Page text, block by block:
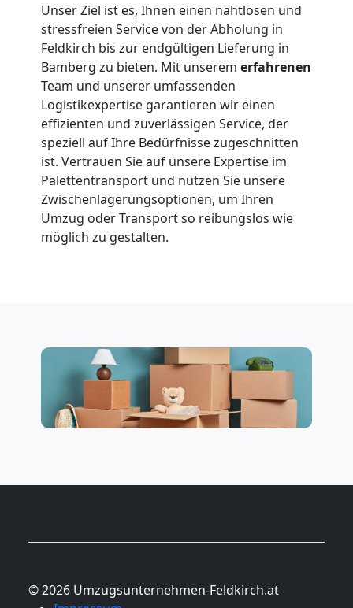
Unser Ziel ist es, Ihnen einen nahtlosen und
stressfreien Service von der Abholung in
Feldkirch bis zur endgültigen Lieferung in
Bamberg zu bieten. Mit unserem erfahrenen
Team und unserer umfassenden
Logistikexpertise garantieren wir einen
effizienten und zuverlässigen Service, der
speziell auf Ihre Bedürfnisse zugeschnitten
ist. Vertrauen Sie auf unsere Expertise im
Palettentransport und nutzen Sie unsere
Zwischenlagerungsoptionen, um Ihren
Umzug oder Transport so reibungslos wie
möglich zu gestalten.
© 2026 Umzugsunternehmen-Feldkirch.at